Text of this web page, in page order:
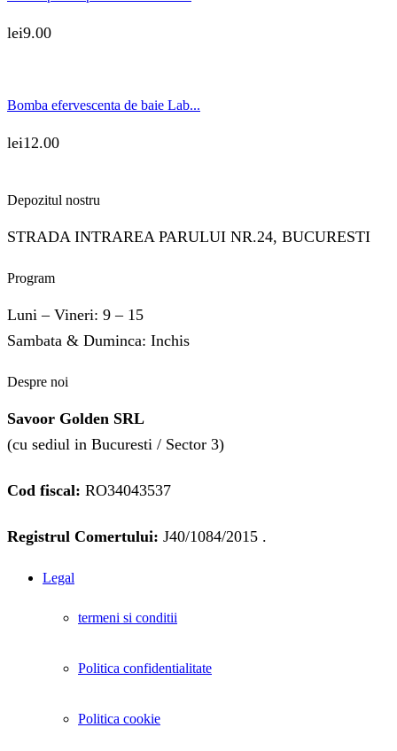
lei9.00
Bomba efervescenta de baie Lab...
lei12.00
Depozitul nostru
STRADA INTRAREA PARULUI NR.24, BUCURESTI
Program
Luni – Vineri: 9 – 15
Sambata & Duminca: Inchis
Despre noi
Savoor Golden SRL
(cu sediul in Bucuresti / Sector 3)
Cod fiscal: RO34043537
Registrul Comertului: J40/1084/2015 .
Legal
termeni si conditii
Politica confidentialitate
Politica cookie